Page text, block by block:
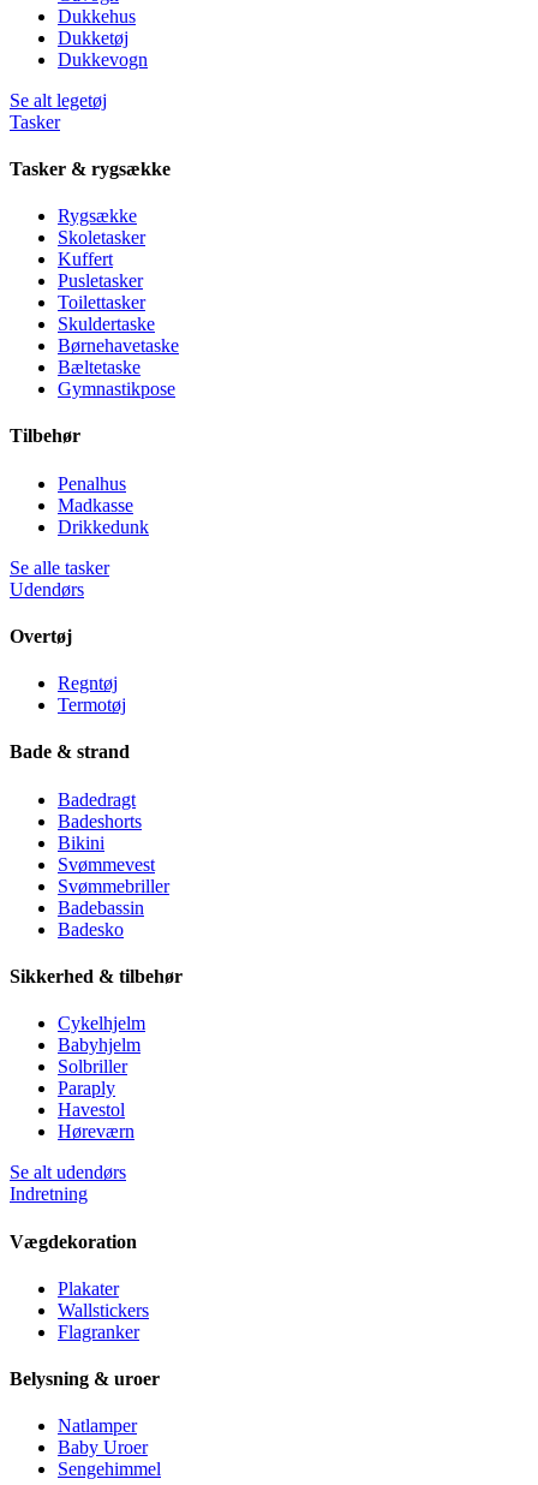
Dukkehus
Dukketøj
Dukkevogn
Se alt legetøj
Tasker
Tasker & rygsække
Rygsække
Skoletasker
Kuffert
Pusletasker
Toilettasker
Skuldertaske
Børnehavetaske
Bæltetaske
Gymnastikpose
Tilbehør
Penalhus
Madkasse
Drikkedunk
Se alle tasker
Udendørs
Overtøj
Regntøj
Termotøj
Bade & strand
Badedragt
Badeshorts
Bikini
Svømmevest
Svømmebriller
Badebassin
Badesko
Sikkerhed & tilbehør
Cykelhjelm
Babyhjelm
Solbriller
Paraply
Havestol
Høreværn
Se alt udendørs
Indretning
Vægdekoration
Plakater
Wallstickers
Flagranker
Belysning & uroer
Natlamper
Baby Uroer
Sengehimmel